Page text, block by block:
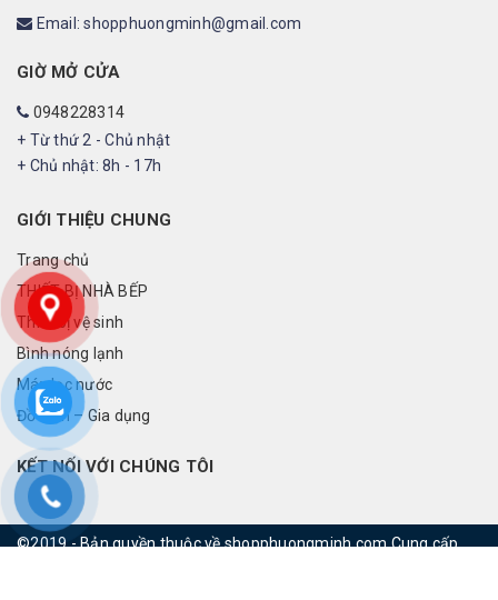
Email: shopphuongminh@gmail.com
GIỜ MỞ CỬA
0948228314
+ Từ thứ 2 - Chủ nhật
+ Chủ nhật: 8h - 17h
GIỚI THIỆU CHUNG
Trang chủ
THIẾT BỊ NHÀ BẾP
Thiết bị vệ sinh
Bình nóng lạnh
Máy lọc nước
Đồ điện – Gia dụng
KẾT NỐI VỚI CHÚNG TÔI
©2019 - Bản quyền thuộc về shopphuongminh.comCung cấp